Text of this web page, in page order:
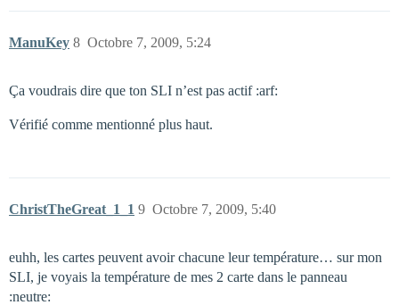
ManuKey Octobre 7, 2009, 5:24
8
Ça voudrais dire que ton SLI n’est pas actif :arf:
Vérifié comme mentionné plus haut.
ChristTheGreat_1_1 Octobre 7, 2009, 5:40
9
euhh, les cartes peuvent avoir chacune leur température… sur mon
SLI, je voyais la température de mes 2 carte dans le panneau
:neutre: